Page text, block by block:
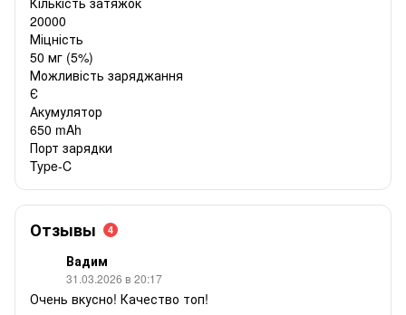
20000
Міцність
50 мг (5%)
Можливість заряджання
Є
Акумулятор
650 mAh
Порт зарядки
Type-C
Отзывы 4
Вадим
31.03.2026 в 20:17
Очень вкусно! Качество топ!